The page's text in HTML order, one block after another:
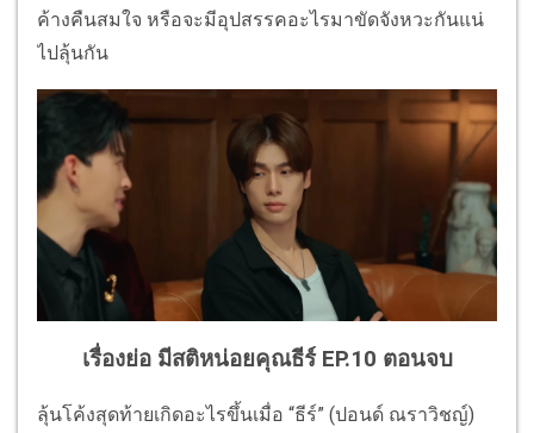
ค้างคืนสมใจ หรือจะมีอุปสรรคอะไรมาขัดจังหวะกันแน่
ไปลุ้นกัน
เรื่องย่อ มีสติหน่อยคุณธีร์ EP.10 ตอนจบ
ลุ้นโค้งสุดท้ายเกิดอะไรขึ้นเมื่อ “ธีร์” (ปอนด์ ณราวิชญ์)